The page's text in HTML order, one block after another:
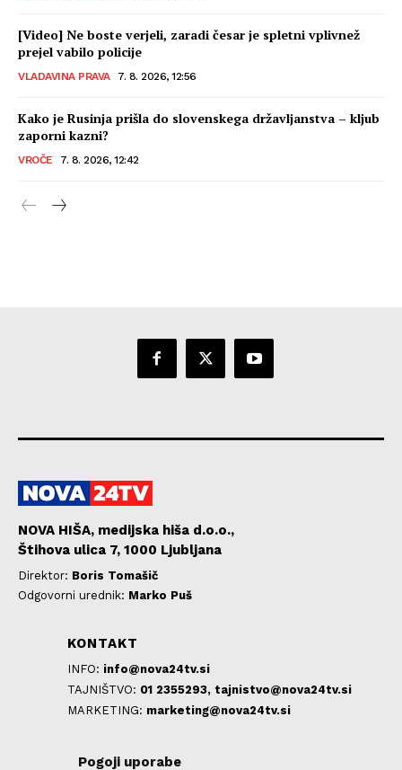
[Video] Ne boste verjeli, zaradi česar je spletni vplivnež
prejel vabilo policije
VLADAVINA PRAVA 7. 8. 2026, 12:56
Kako je Rusinja prišla do slovenskega državljanstva – kljub
zaporni kazni?
VROČE 7. 8. 2026, 12:42
NOVA HIŠA, medijska hiša d.o.o.,
Štihova ulica 7, 1000 Ljubljana
Direktor: Boris Tomašič
Odgovorni urednik: Marko Puš
KONTAKT
INFO: info@nova24tv.si
TAJNIŠTVO: 01 2355293, tajnistvo@nova24tv.si
MARKETING: marketing@nova24tv.si
Pogoji uporabe